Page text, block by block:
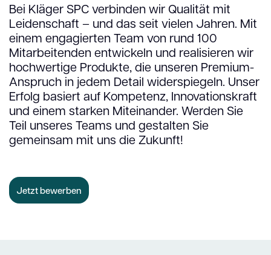
Bei Kläger SPC verbinden wir Qualität mit
Leidenschaft – und das seit vielen Jahren. Mit
einem engagierten Team von rund 100
Mitarbeitenden entwickeln und realisieren wir
hochwertige Produkte, die unseren Premium-
Anspruch in jedem Detail widerspiegeln. Unser
Erfolg basiert auf Kompetenz, Innovationskraft
und einem starken Miteinander. Werden Sie
Teil unseres Teams und gestalten Sie
gemeinsam mit uns die Zukunft!
Jetzt bewerben